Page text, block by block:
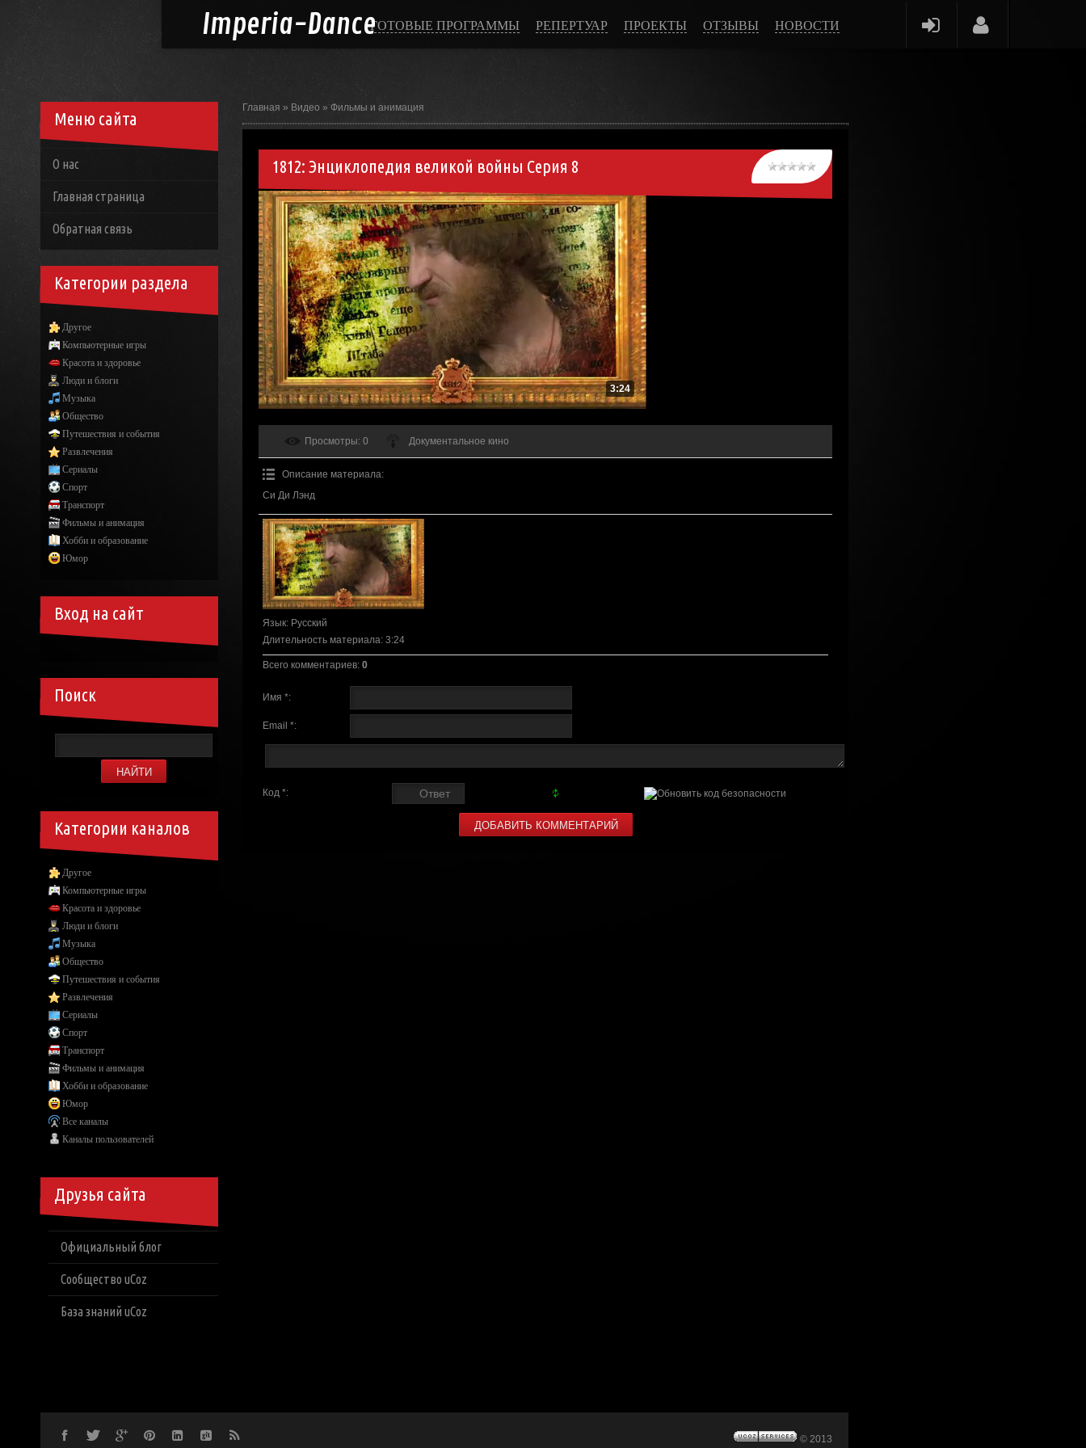
Imperia-DanceГОТОВЫЕ ПРОГРАММЫ РЕПЕРТУАР ПРОЕКТЫ ОТЗЫВЫ НОВОСТИ
Главная » Видео » Фильмы и анимация
1812: Энциклопедия великой войны Серия 8
3:24
Просмотры: 0 Документальное кино
Описание материала:
Си Ди Лэнд
Язык: Русский
Длительность материала: 3:24
Всего комментариев: 0
Имя *:
Email *:
Код *:
Меню сайта
О нас
Главная страница
Обратная связь
Категории раздела
Другое
Компьютерные игры
Красота и здоровье
Люди и блоги
Музыка
Общество
Путешествия и события
Развлечения
Сериалы
Спорт
Транспорт
Фильмы и анимация
Хобби и образование
Юмор
Вход на сайт
Поиск
Категории каналов
Другое
Компьютерные игры
Красота и здоровье
Люди и блоги
Музыка
Общество
Путешествия и события
Развлечения
Сериалы
Спорт
Транспорт
Фильмы и анимация
Хобби и образование
Юмор
Все каналы
Каналы пользователей
Друзья сайта
Официальный блог
Сообщество uCoz
База знаний uCoz
© 2013